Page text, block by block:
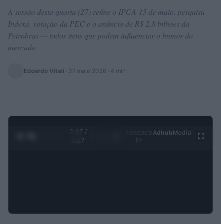
A sessão desta quarta (27) reúne o IPCA-15 de maio, pesquisa
Indexa, votação da PEC e o anúncio de R$ 2,8 bilhões da
Petrobras — todos itens que podem influenciar o humor do
mercado
Edoardo Vitali · 27 maio 2026 · 4 min
0:28 /
4:27
Ad hubMedia